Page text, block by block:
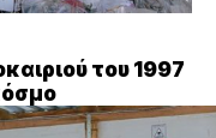
του 1997